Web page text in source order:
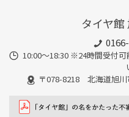
タイヤ館
10:00～18:30 ※24時間受付
〒078-8218 北海道旭川